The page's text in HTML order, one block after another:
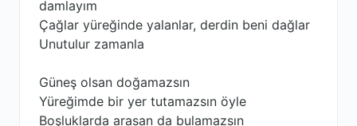
damlayım
Çağlar yüreğinde yalanlar, derdin beni dağlar
Unutulur zamanla
Güneş olsan doğamazsın
Yüreğimde bir yer tutamazsın öyle
Boşluklarda arasan da bulamazsın